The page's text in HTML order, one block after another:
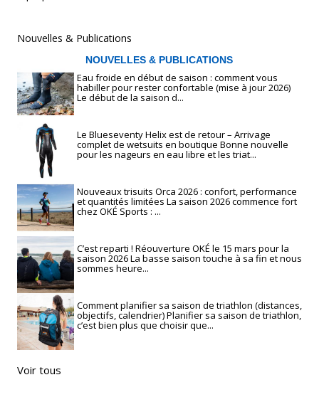
Nouvelles & Publications
NOUVELLES & PUBLICATIONS
Eau froide en début de saison : comment vous
habiller pour rester confortable (mise à jour 2026)
Le début de la saison d...
Le Blueseventy Helix est de retour – Arrivage
complet de wetsuits en boutique Bonne nouvelle
pour les nageurs en eau libre et les triat...
Nouveaux trisuits Orca 2026 : confort, performance
et quantités limitées La saison 2026 commence fort
chez OKÉ Sports : ...
C’est reparti ! Réouverture OKÉ le 15 mars pour la
saison 2026 La basse saison touche à sa fin et nous
sommes heure...
Comment planifier sa saison de triathlon (distances,
objectifs, calendrier) Planifier sa saison de triathlon,
c’est bien plus que choisir que...
Voir tous